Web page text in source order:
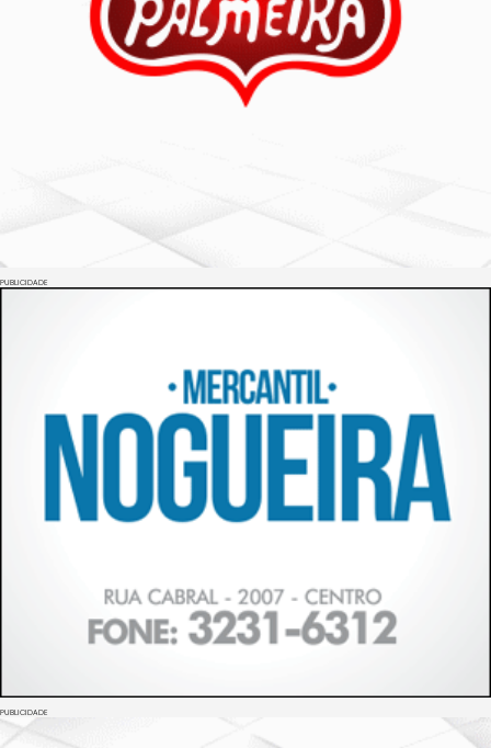
PUBLICIDADE
PUBLICIDADE